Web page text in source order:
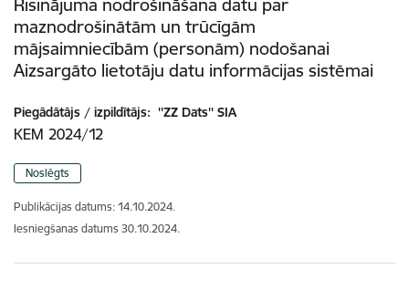
Risinājuma nodrošināšana datu par
maznodrošinātām un trūcīgām
mājsaimniecībām (personām) nodošanai
Aizsargāto lietotāju datu informācijas sistēmai
Piegādātājs / izpildītājs: ''ZZ Dats'' SIA
KEM 2024/12
Noslēgts
Publikācijas datums: 14.10.2024.
Iesniegšanas datums 30.10.2024.